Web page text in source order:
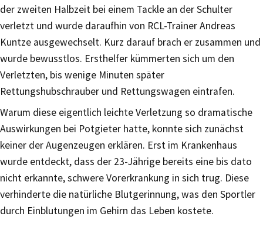
der zweiten Halbzeit bei einem Tackle an der Schulter
verletzt und wurde daraufhin von RCL-Trainer Andreas
Kuntze ausgewechselt. Kurz darauf brach er zusammen und
wurde bewusstlos. Ersthelfer kümmerten sich um den
Verletzten, bis wenige Minuten später
Rettungshubschrauber und Rettungswagen eintrafen.
Warum diese eigentlich leichte Verletzung so dramatische
Auswirkungen bei Potgieter hatte, konnte sich zunächst
keiner der Augenzeugen erklären. Erst im Krankenhaus
wurde entdeckt, dass der 23-Jährige bereits eine bis dato
nicht erkannte, schwere Vorerkrankung in sich trug. Diese
verhinderte die natürliche Blutgerinnung, was den Sportler
durch Einblutungen im Gehirn das Leben kostete.